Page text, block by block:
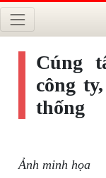
Cúng
công
thống
Ảnh minh họa